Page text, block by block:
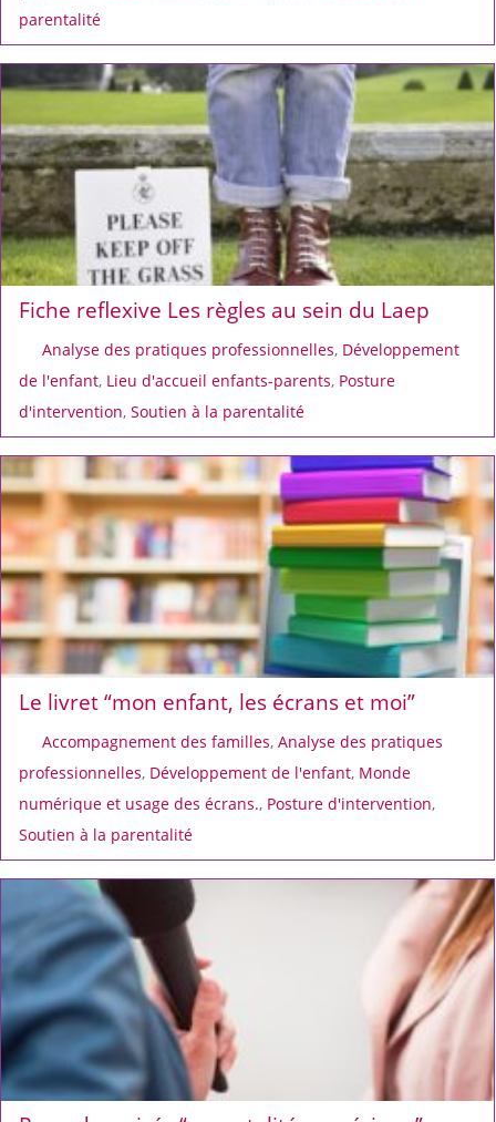
parentalité
Fiche reflexive Les règles au sein du Laep
Analyse des pratiques professionnelles, Développement
de l'enfant, Lieu d'accueil enfants-parents, Posture
d'intervention, Soutien à la parentalité
Le livret “mon enfant, les écrans et moi”
Accompagnement des familles, Analyse des pratiques
professionnelles, Développement de l'enfant, Monde
numérique et usage des écrans., Posture d'intervention,
Soutien à la parentalité